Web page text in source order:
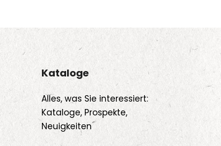
Kataloge
Alles, was Sie interessiert:
Kataloge, Prospekte,
Neuigkeiten